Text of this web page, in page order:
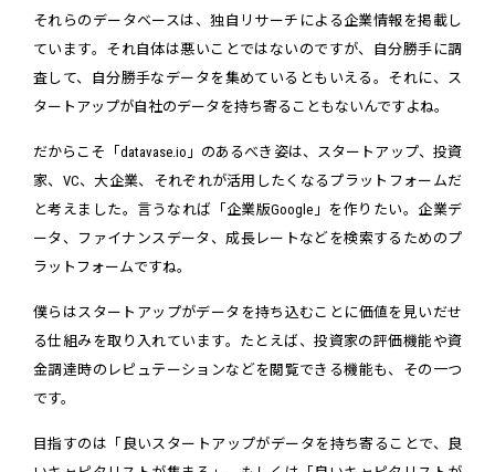
それらのデータベースは、独自リサーチによる企業情報を掲載し
ています。それ自体は悪いことではないのですが、自分勝手に調
査して、自分勝手なデータを集めているともいえる。それに、ス
タートアップが自社のデータを持ち寄ることもないんですよね。
だからこそ「datavase.io」のあるべき姿は、スタートアップ、投資
家、VC、大企業、それぞれが活用したくなるプラットフォームだ
と考えました。言うなれば「企業版Google」を作りたい。企業デ
ータ、ファイナンスデータ、成長レートなどを検索するためのプ
ラットフォームですね。
僕らはスタートアップがデータを持ち込むことに価値を見いだせ
る仕組みを取り入れています。たとえば、投資家の評価機能や資
金調達時のレピュテーションなどを閲覧できる機能も、その一つ
です。
目指すのは「良いスタートアップがデータを持ち寄ることで、良